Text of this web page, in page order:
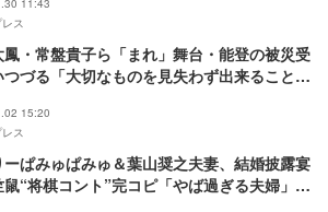
ス
鳳・常盤貴子ら「まれ」舞台・能登の被災受
つづる「大切なものを見失わず出来ることか
15:20
ス
ーぱみゅぱみゅ＆葉山奨之夫妻、結婚披露宴
“将棋コント”完コピ「やば過ぎる夫婦」と